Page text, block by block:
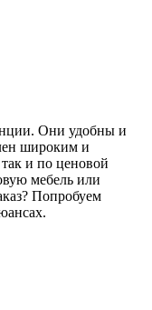
Они удобны и
широким и
и по ценовой
мебель или
Попробуем